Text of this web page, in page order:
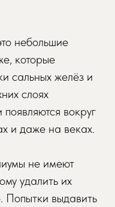
небольшие
которые
сальных желёз и
слоях
вокруг
и даже на веках.
не имеют
удалить их
Попытки выдавить